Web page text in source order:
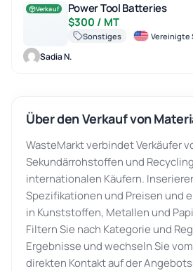
Power Tool Batteries
Verkauf
Power Tool Batteries
$300 / MT
Sonstiges Vereinigte
Sadia N.
Über den Verkauf von
WasteMarkt verbindet Verkäufer
Sekundärrohstoffen und
internationalen Käufern.
Spezifikationen und Preisen und
in Kunststoffen, Metallen und
Filtern Sie nach Kategorie und
Ergebnisse und wechseln Sie
direkten Kontakt auf der